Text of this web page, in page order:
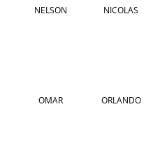
NELSON NICOLAS
OMAR ORLANDO